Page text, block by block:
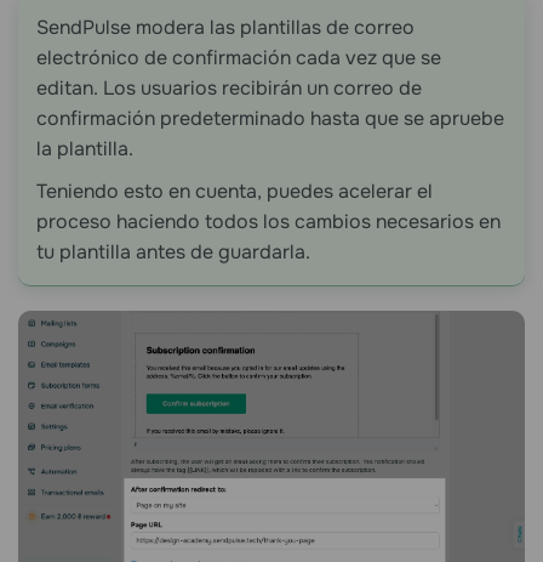
SendPulse modera las plantillas de correo
electrónico de confirmación cada vez que se
editan. Los usuarios recibirán un correo de
confirmación predeterminado hasta que se apruebe
la plantilla.
Teniendo esto en cuenta, puedes acelerar el
proceso haciendo todos los cambios necesarios en
tu plantilla antes de guardarla.